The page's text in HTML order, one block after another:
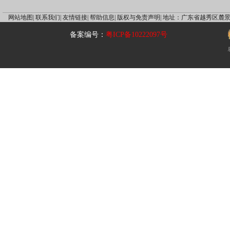
网站地图| 联系我们| 友情链接| 帮助信息| 版权与免责声明| 地址：广东省越秀区麓
备案编号：粤ICP备10222097号